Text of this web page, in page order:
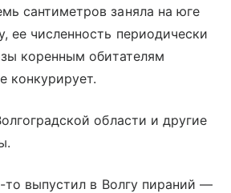
сантиметров заняла на юге
ее численность периодически
коренным обитателям
конкурирует.
области и другие
то выпустил в Волгу пираний —